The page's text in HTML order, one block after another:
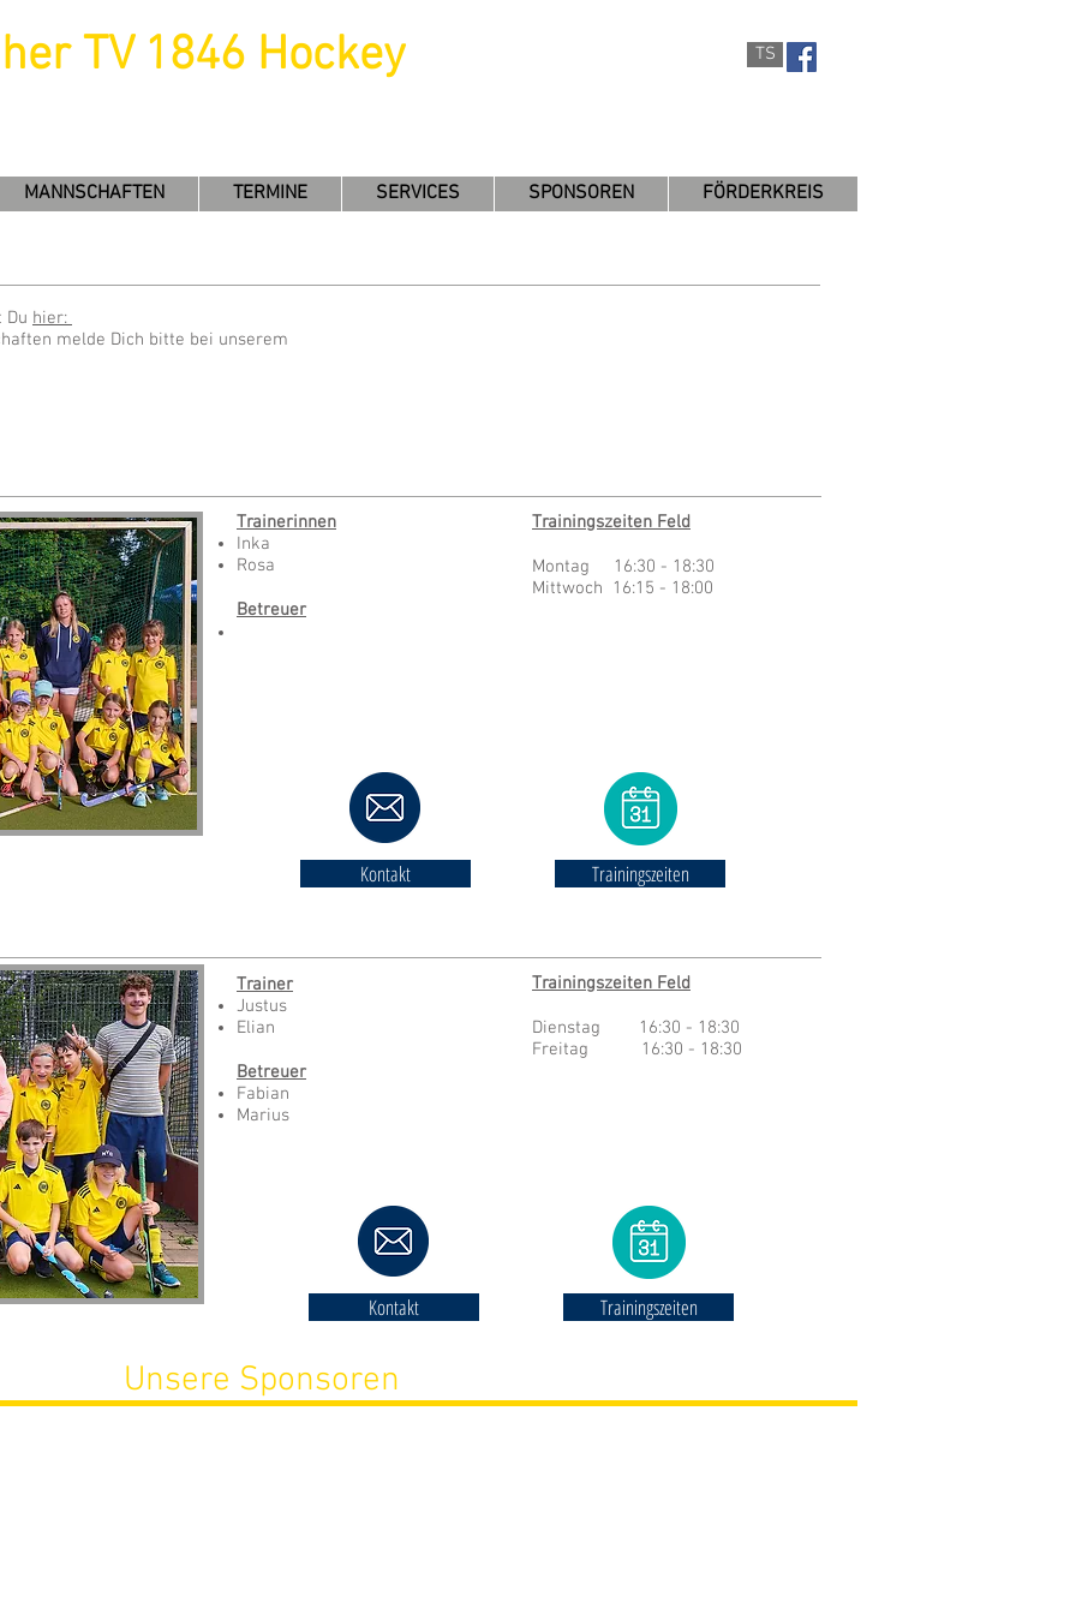
TV 1846 Hockey TS
MANNSCHAFTEN TERMINE SERVICES SPONSOREN FÖRDERKREIS
Du hier:
melde Dich bitte bei unserem
Trainerinnen
Inka
Rosa
Betreuer
Kontakt Trainingszeiten
Trainingszeiten Feld
Montag 16:30 - 18:30
Mittwoch 16:15 - 18:00
Trainer
Justus
Elian
Betreuer
Fabian
Marius
Kontakt Trainingszeiten
Trainingszeiten Feld
Dienstag 16:30 - 18:30
​Freitag 16:30 - 18:30
Unsere Sponsoren